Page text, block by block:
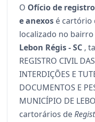
O Ofício de
e anexos é cartório
localizado no bairro
Lebon Régis - SC ,
REGISTRO CIVIL
INTERDIÇÕES E
DOCUMENTOS E
MUNICÍPIO DE
cartorários de